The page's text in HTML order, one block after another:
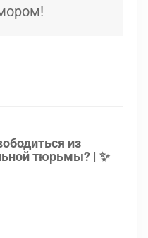
из
тюрьмы? | ✨